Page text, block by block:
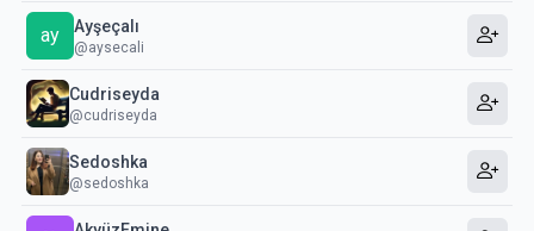
ay Ayşeçalı
@aysecali
Cudriseyda
@cudriseyda
Sedoshka
@sedoshka